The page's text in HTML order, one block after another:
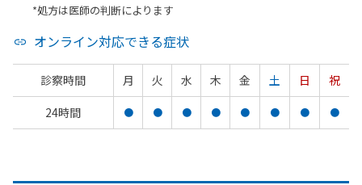
*処方は医師の判断によります
オンライン対応できる症状
診察時間 月 火 水 木 金 土 日
祝
24時間
● ● ● ● ● ● ● ●